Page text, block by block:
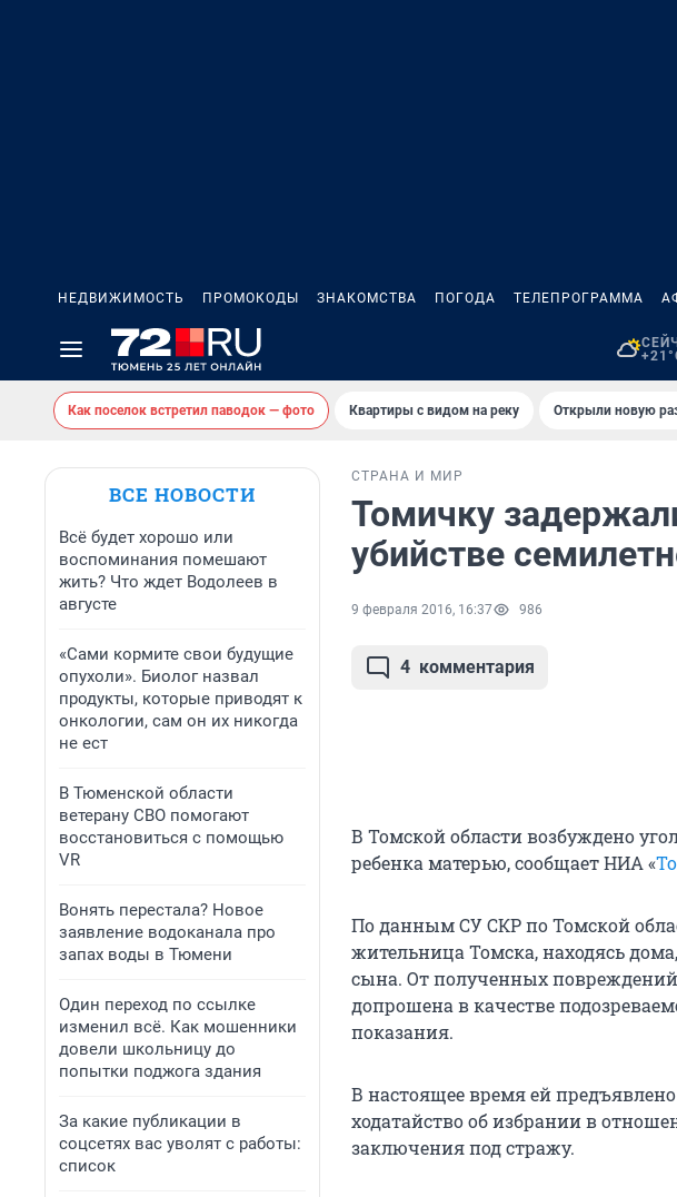
НЕДВИЖИМОСТЬ ПРОМОКОДЫ ЗНАКОМСТВА ПОГОДА ТЕЛЕПРОГРАММА
Как поселок встретил паводок — фото Квартиры с видом на реку Открыли новую
ВСЕ НОВОСТИ
Всё будет хорошо или
воспоминания помешают
жить? Что ждет Водолеев в
августе
«Сами кормите свои будущие
опухоли». Биолог назвал
продукты, которые приводят к
онкологии, сам он их никогда
не ест
В Тюменской области
ветерану СВО помогают
восстановиться с помощью
VR
Вонять перестала? Новое
заявление водоканала про
запах воды в Тюмени
Один переход по ссылке
изменил всё. Как мошенники
довели школьницу до
попытки поджога здания
За какие публикации в
соцсетях вас уволят с работы:
список
СТРАНА И МИР
Томичку
убийстве
9 февраля 2016, 16:37 986
4 комментария
В Томской области возбуждено
ребенка матерью, сообщает НИА «
По данным СУ СКР по Томской
жительница Томска, находясь
сына. От полученных
допрошена в качестве
показания.
В настоящее время ей
ходатайство об избрании в
заключения под стражу.